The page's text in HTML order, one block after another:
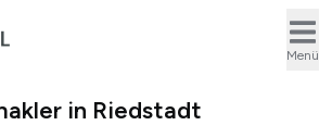
Menü
in Riedstadt